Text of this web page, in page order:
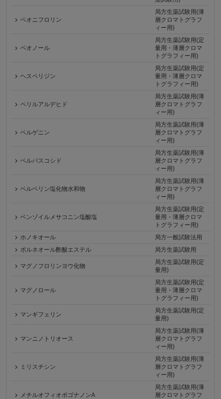
ペオニフロリン
局方生薬試験用(薄
層クロマトグラフ
ィー用)
ペオノール
局方生薬試験用(定
量用・薄層クロマ
トグラフィー用)
ヘスペリジン
局方生薬試験用(定
量用・薄層クロマ
トグラフィー用)
ペリルアルデヒド
局方生薬試験用(薄
層クロマトグラフ
ィー用)
ベルゲニン
局方生薬試験用(薄
層クロマトグラフ
ィー用)
ベルバスコシド
局方生薬試験用(薄
層クロマトグラフ
ィー用)
ベルベリン塩化物水和物
局方生薬試験用(薄
層クロマトグラフ
ィー用)
ベンゾイルメサコニン塩酸塩
局方生薬試験用(定
量用・薄層クロマ
トグラフィー用)
ホノキオール
局方一般試験法用
ボルネオール酢酸エステル
局方生薬試験用
マグノフロリンヨウ化物
局方生薬試験用(定
量用)
マグノロール
局方生薬試験用(定
量用・薄層クロマ
トグラフィー用)
マンギフェリン
局方生薬試験用(定
量用)
マンニノトリオース
局方生薬試験用(薄
層クロマトグラフ
ィー用)
ミリスチシン
局方生薬試験用(薄
層クロマトグラフ
ィー用)
メチルオフィオポゴナノンA
局方生薬試験用(薄
層クロマトグラフ